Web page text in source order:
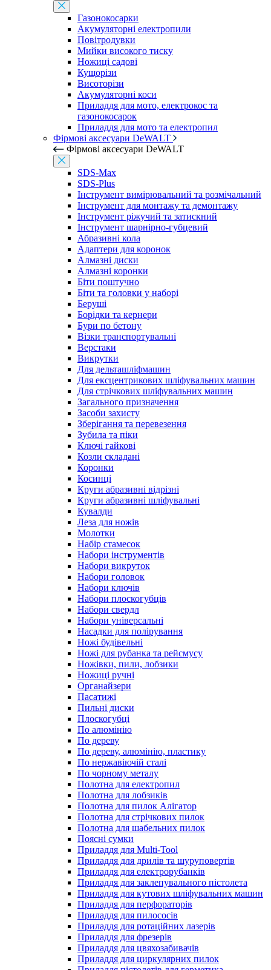
Газонокосарки
Акумуляторні електропили
Повітродувки
Мийки високого тиску
Ножиці садові
Кущорізи
Висоторізи
Акумуляторні коси
Приладдя для мото, електрокос та
газонокосарок
Приладдя для мото та електропил
Фірмові аксесуари DeWALT
Фірмові аксесуари DeWALT
SDS-Max
SDS-Plus
Інструмент вимірювальний та розмічальний
Інструмент для монтажу та демонтажу
Інструмент ріжучий та затискний
Інструмент шарнірно-губцевий
Абразивні кола
Адаптери для коронок
Алмазні диски
Алмазні коронки
Біти поштучно
Біти та головки у наборі
Беруші
Борідки та кернери
Бури по бетону
Візки транспортувальні
Верстаки
Викрутки
Для дельташліфмашин
Для ексцентрикових шліфувальних машин
Для стрічкових шліфувальних машин
Загального призначення
Засоби захисту
Зберігання та перевезення
Зубила та піки
Ключі гайкові
Козли складані
Коронки
Косинці
Круги абразивні відрізні
Круги абразивні шліфувальні
Кувалди
Леза для ножів
Молотки
Набір стамесок
Набори інструментів
Набори викруток
Набори головок
Набори ключів
Набори плоскогубців
Набори свердл
Набори універсальні
Насадки для полірування
Ножі будівельні
Ножі для рубанка та рейсмусу
Ножівки, пили, лобзики
Ножиці ручні
Органайзери
Пасатижі
Пильні диски
Плоскогубці
По алюмінію
По дереву
По дереву, алюмінію, пластику
По нержавіючій сталі
По чорному металу
Полотна для електропил
Полотна для лобзиків
Полотна для пилок Алігатор
Полотна для стрічкових пилок
Полотна для шабельних пилок
Поясні сумки
Приладдя для Multi-Tool
Приладдя для дрилів та шуруповертів
Приладдя для електрорубанків
Приладдя для заклепувального пістолета
Приладдя для кутових шліфувальних машин
Приладдя для перфораторів
Приладдя для пилососів
Приладдя для ротаційних лазерів
Приладдя для фрезерів
Приладдя для цвяхозабивачів
Приладдя для циркулярних пилок